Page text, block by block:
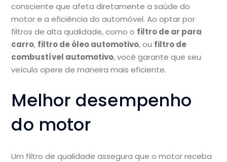
consciente que afeta diretamente a saúde do
motor e a eficiência do automóvel. Ao optar por
filtros de alta qualidade, como o filtro de ar para
carro, filtro de óleo automotivo, ou filtro de
combustível automotivo, você garante que seu
veículo opere de maneira mais eficiente.
Melhor desempenho
do motor
Um filtro de qualidade assegura que o motor receba